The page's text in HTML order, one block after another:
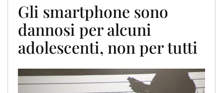
Gli smartphone sono
dannosi per alcuni
adolescenti, non per tutti